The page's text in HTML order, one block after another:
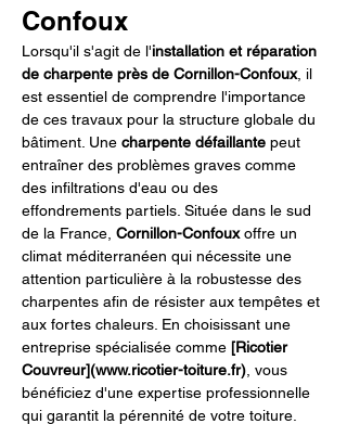
Confoux
Lorsqu'il s'agit de l'installation et réparation
de charpente près de Cornillon-Confoux, il
est essentiel de comprendre l'importance
de ces travaux pour la structure globale du
bâtiment. Une charpente défaillante peut
entraîner des problèmes graves comme
des infiltrations d'eau ou des
effondrements partiels. Située dans le sud
de la France, Cornillon-Confoux offre un
climat méditerranéen qui nécessite une
attention particulière à la robustesse des
charpentes afin de résister aux tempêtes et
aux fortes chaleurs. En choisissant une
entreprise spécialisée comme [Ricotier
Couvreur](www.ricotier-toiture.fr) , vous
bénéficiez d'une expertise professionnelle
qui garantit la pérennité de votre toiture.